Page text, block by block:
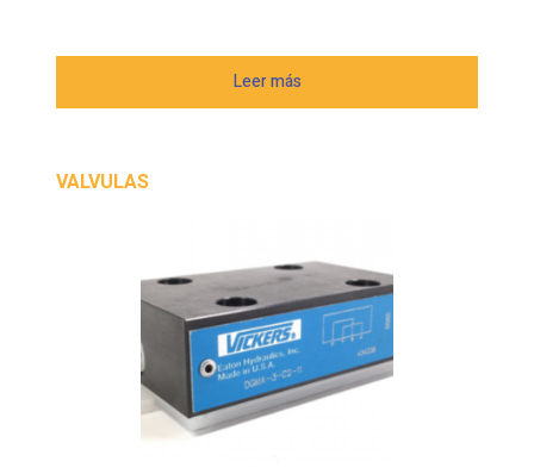
Leer más
VALVULAS